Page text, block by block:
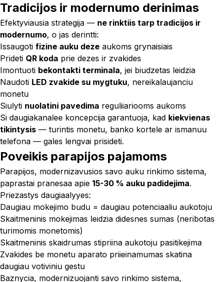
Tradicijos ir modernumo derinimas
Efektyviausia strategija — ne rinktiis tarp tradicijos ir
modernumo, o jas derintti:
Issaugoti fizine auku deze aukoms grynaisiais
Prideti QR koda prie dezes ir zvakides
Imontuoti bekontakti terminala, jei biudzetas leidzia
Naudoti LED zvakide su mygtuku, nereikalaujanciu
monetu
Siulyti nuolatini pavedima reguliiariooms aukoms
Si daugiakanalee koncepcija garantuoja, kad kiekvienas
tikintysis — turintis monetu, banko kortele ar ismanuu
telefona — gales lengvai prisideti.
Poveikis parapijos pajamoms
Parapijos, modernizavusios savo auku rinkimo sistema,
paprastai pranesaa apie 15-30 % auku padidejima.
Priezastys daugiaalyyes:
Daugiau mokejimo budu = daugiau potenciaaliu aukotoju
Skaitmeninis mokejimas leidzia didesnes sumas (neribotas
turimomis monetomis)
Skaitmeninis skaidrumas stipriina aukotoju pasitikejima
Zvakides be monetu aparato priieinamumas skatina
daugiau votiviniu gestu
Baznycia, modernizuojanti savo rinkimo sistema,